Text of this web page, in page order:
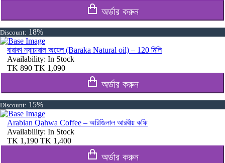
অর্ডার করুন
Discount: 18%
বারাকা ন্যাচারাল অয়েল (Baraka Natural oil) – 120 মিলি
Availability: In Stock
TK 890 TK 1,090
অর্ডার করুন
Discount: 15%
Arabian Qahwa Coffee – অরিজিনাল আরবীয় কফি
Availability: In Stock
TK 1,190 TK 1,400
অর্ডার করুন